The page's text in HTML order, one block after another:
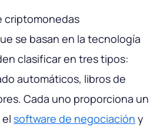
criptomonedas
se basan en la tecnología
clasificar en tres tipos:
automáticos, libros de
Cada uno proporciona un
software de negociación y